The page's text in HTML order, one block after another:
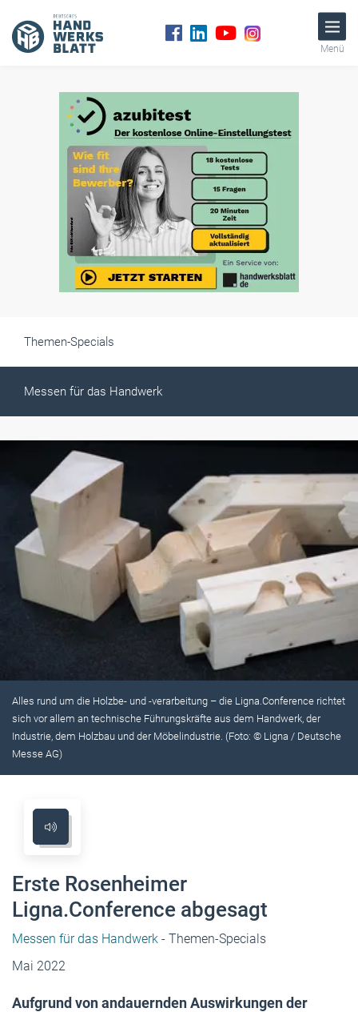
Menü
Themen-Specials
Messen für das Handwerk
Alles rund um die Holzbe- und -verarbeitung – die Ligna.Conference richtet
sich vor allem an technische Führungskräfte aus dem Handwerk, der
Industrie, dem Holzbau und der Möbelindustrie. (Foto: © Ligna / Deutsche
Messe AG)
Erste Rosenheimer
Ligna.Conference abgesagt
Messen für das Handwerk - Themen-Specials
Mai 2022
Aufgrund von andauernden Auswirkungen der